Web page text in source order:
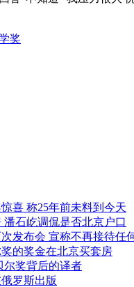
皮肤下垂四肢变长
有21套房产
人 痛下狠手拳打脚踢
医生回应
奖
喜 称25年前未料到今天
石屹调侃是否北京户口
发布会 宣称不再接待任
的奖金在北京买套房
尔奖背后的译者
罗斯出版